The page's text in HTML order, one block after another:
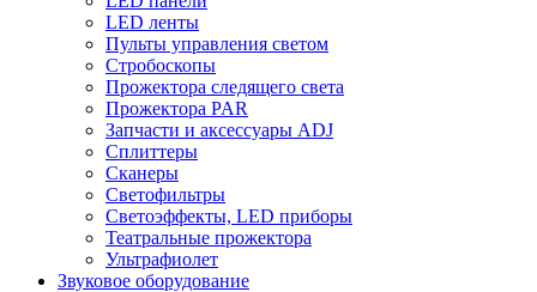
LED ленты
Пульты управления светом
Стробоскопы
Прожектора следящего света
Прожектора PAR
Запчасти и аксессуары ADJ
Сплиттеры
Сканеры
Светофильтры
Светоэффекты, LED приборы
Театральные прожектора
Ультрафиолет
Звуковое оборудование